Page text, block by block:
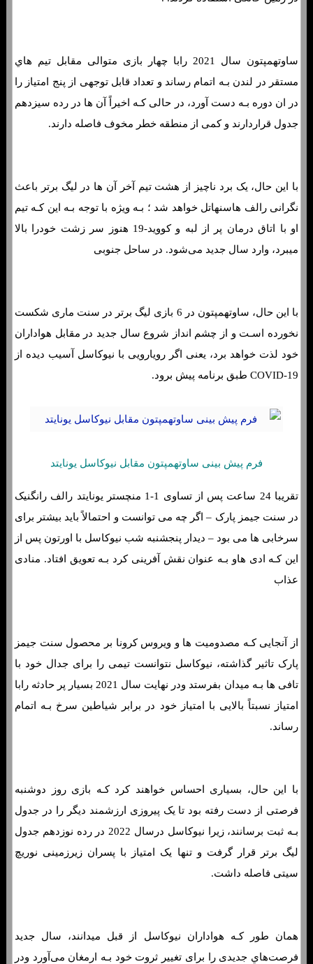
ساوتهمپتون سال 2021 رابا چهار بازی متوالی مقابل تیم هاي‌
مستقر در لندن بـه اتمام رساند و تعداد قابل توجهی از پنج امتیاز را
در ان دوره بـه دست آورد، در حالی کـه اخیراً آن ها در رده سیزدهم
جدول قراردارند و کمی از منطقه خطر مخوف فاصله دارند.
با این حال، یک برد ناچیز از هشت تیم آخر آن ها در لیگ برتر باعث
نگرانی رالف هاسنهاتل خواهد شد ؛ بـه ویژه با توجه بـه این کـه تیم
او با اتاق درمان پر از لبه و کووید-19 هنوز سر زشت خودرا بالا
میبرد، وارد سال جدید می‌شود. در ساحل جنوبی
با این حال، ساوتهمپتون در 6 بازی لیگ برتر در سنت ماری شکست
نخورده اسـت و از چشم انداز شروع سال جدید در مقابل هواداران
خود لذت خواهد برد، یعنی اگر رویارویی با نیوکاسل آسیب دیده از
COVID-19 طبق برنامه پیش برود.
فرم پیش بینی ساوتهمپتون مقابل نیوکاسل یونایتد
تقریبا 24 ساعت پس از تساوی 1-1 منچستر یونایتد رالف رانگنیک
در سنت جیمز پارک – اگر چه می توانست و احتمالاً باید بیشتر برای
سرخابی ها می بود – دیدار پنجشنبه شب نیوکاسل با اورتون پس از
این کـه ادی هاو بـه عنوان نقش آفرینی کرد بـه تعویق افتاد. منادی
عذاب
از آنجایی کـه مصدومیت ها و ویروس کرونا بر محصول سنت جیمز
پارک تاثیر گذاشته، نیوکاسل نتوانست تیمی را برای جدال خود با
تافی ها بـه میدان بفرستد ودر نهایت سال 2021 بسیار پر حادثه رابا
امتیاز نسبتاً بالایی با امتیاز خود در برابر شیاطین سرخ بـه اتمام
رساند.
با این حال، بسیاری احساس خواهند کرد کـه بازی روز دوشنبه
فرصتی از دست رفته بود تا یک پیروزی ارزشمند دیگر را در جدول
بـه ثبت برسانند، زیرا نیوکاسل درسال 2022 در رده نوزدهم جدول
لیگ برتر قرار گرفت و تنها یک امتیاز با پسران زیرزمینی نوریچ
سیتی فاصله داشت.
همان طور کـه هواداران نیوکاسل از قبل میدانند، سال جدید
فرصت‌هاي‌ جدیدی را برای تغییر ثروت خود بـه ارمغان می‌آورد ودر